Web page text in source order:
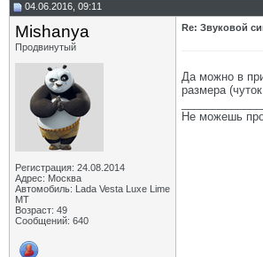
04.06.2016, 09:11
Mishanya
Продвинутый
Регистрация: 24.08.2014
Адрес: Москва
Автомобиль: Lada Vesta Luxe Lime
MT
Возраст: 49
Сообщений: 640
Re: Звуковой
Да можно в
размера
Не можешь